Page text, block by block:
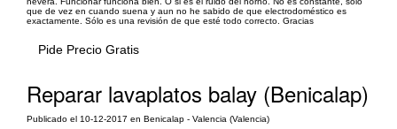
que de vez en cuando suena y aun no he sabido de que electrodoméstico es
exactamente. Sólo es una revisión de que esté todo correcto. Gracias
Pide Precio Gratis
Reparar lavaplatos balay (Benicalap)
Publicado el 10-12-2017 en Benicalap - Valencia (Valencia)